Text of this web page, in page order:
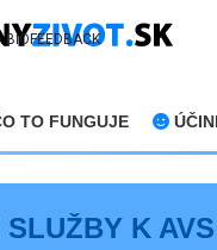
BIOFEEDBACK
TO FUNGUJE
K